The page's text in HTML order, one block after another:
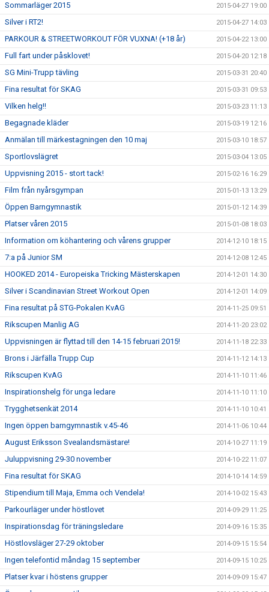
Sommarläger 2015 2015-04-27 19:00
Silver i RT2! 2015-04-27 14:03
PARKOUR & STREETWORKOUT FÖR VUXNA! (+18 år) 2015-04-22 13:00
Full fart under påsklovet! 2015-04-20 12:18
SG Mini-Trupp tävling 2015-03-31 20:40
Fina resultat för SKAG 2015-03-31 09:53
Vilken helg!! 2015-03-23 11:13
Begagnade kläder 2015-03-19 12:16
Anmälan till märkestagningen den 10 maj 2015-03-10 18:57
Sportlovslägret 2015-03-04 13:05
Uppvisning 2015 - stort tack! 2015-02-16 16:29
Film från nyårsgympan 2015-01-13 13:29
Öppen Barngymnastik 2015-01-12 14:39
Platser våren 2015 2015-01-08 18:03
Information om köhantering och vårens grupper 2014-12-10 18:15
7:a på Junior SM 2014-12-08 12:45
HOOKED 2014 - Europeiska Tricking Mästerskapen 2014-12-01 14:30
Silver i Scandinavian Street Workout Open 2014-12-01 14:09
Fina resultat på STG-Pokalen KvAG 2014-11-25 09:51
Rikscupen Manlig AG 2014-11-20 23:02
Uppvisningen är flyttad till den 14-15 februari 2015! 2014-11-18 22:33
Brons i Järfälla Trupp Cup 2014-11-12 14:13
Rikscupen KvAG 2014-11-10 11:46
Inspirationshelg för unga ledare 2014-11-10 11:10
Trygghetsenkät 2014 2014-11-10 10:41
Ingen öppen barngymnastik v.45-46 2014-11-06 10:44
August Eriksson Svealandsmästare! 2014-10-27 11:19
Juluppvisning 29-30 november 2014-10-22 11:07
Fina resultat för SKAG 2014-10-14 14:59
Stipendium till Maja, Emma och Vendela! 2014-10-02 15:43
Parkourläger under höstlovet 2014-09-29 11:25
Inspirationsdag för träningsledare 2014-09-16 15:35
Höstlovsläger 27-29 oktober 2014-09-15 15:54
Ingen telefontid måndag 15 september 2014-09-15 10:25
Platser kvar i höstens grupper 2014-09-09 15:47